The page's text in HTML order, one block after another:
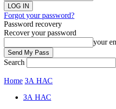
Forgot your password?
Password recovery
Recover your password
your
Search
Home ЗА НАС
ЗА НАС